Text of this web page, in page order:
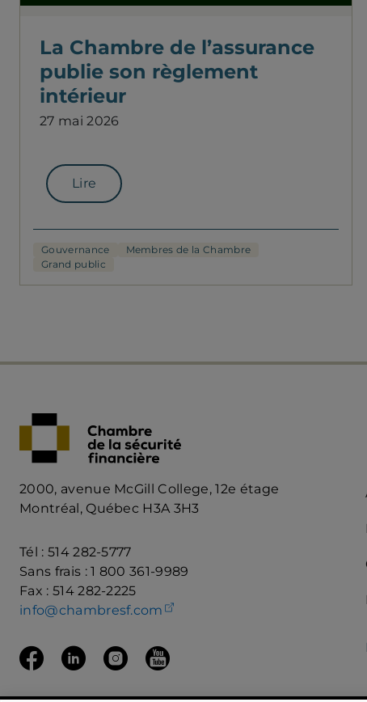
La Chambre de l’assurance
publie son règlement
intérieur
27 mai 2026
Lire
Gouvernance
Membres de la Chambre
Grand public
2000, avenue McGill College, 12e étage
Montréal, Québec H3A 3H3
Tél : 514 282-5777
Sans frais : 1 800 361-9989
Fax : 514 282-2225
info@chambresf.com
(ouvre votre client de
Suivez nous sur Facebook
(ouvre dans un nouvel onglet)
Suivez-nous Linkedin
(ouvre dans un nouvel onglet)
Suivez nous sur Instagram
(ouvre dans un nouvel onglet)
Suivez nous sur Youtube
(ouvre dans un nouvel onglet)